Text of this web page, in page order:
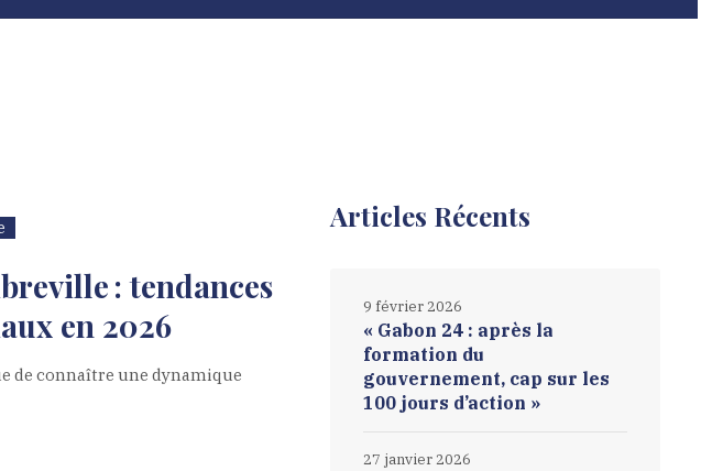
: tendances
en 2026
de connaître une dynamique
Articles Récents
« Gabon 24 : après la
formation du
gouvernement, cap sur les
100 jours d’action »
9 février 2026
27 janvier 2026